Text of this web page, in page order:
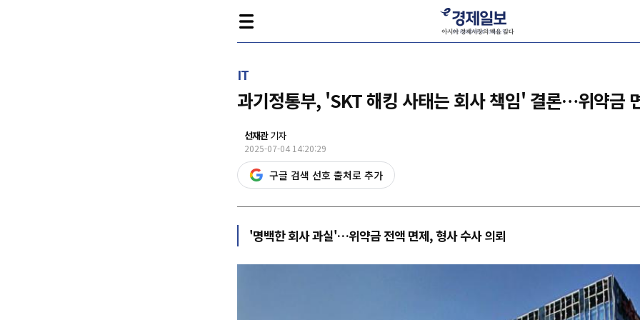
IT
과기정통부, 'SKT 해킹 사태는 회사 책임' 결론…위약금
선재관기자
2025-07-04 14:20:29
구글 검색 선호 출처로 추가
'명백한 회사 과실'…위약금 전액 면제, 형사 수사 의뢰